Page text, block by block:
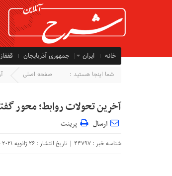
خانه ایران جمهوری آذربایجان
شما اینجا هستید : صفحه اصلی
آخرین تحولات روابط؛ محور
ارسال پرینت
شناسه خبر : 44797 | تاریخ انتشار : 26 ژانویه 2021 - 8:24 | تعداد دیدگاه :